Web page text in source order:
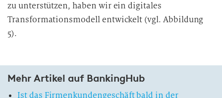
zu unterstützen, haben wir ein digitales
Transformationsmodell entwickelt (vgl. Abbildung
5).
Mehr Artikel auf BankingHub
Ist das Firmenkundengeschäft bald in der